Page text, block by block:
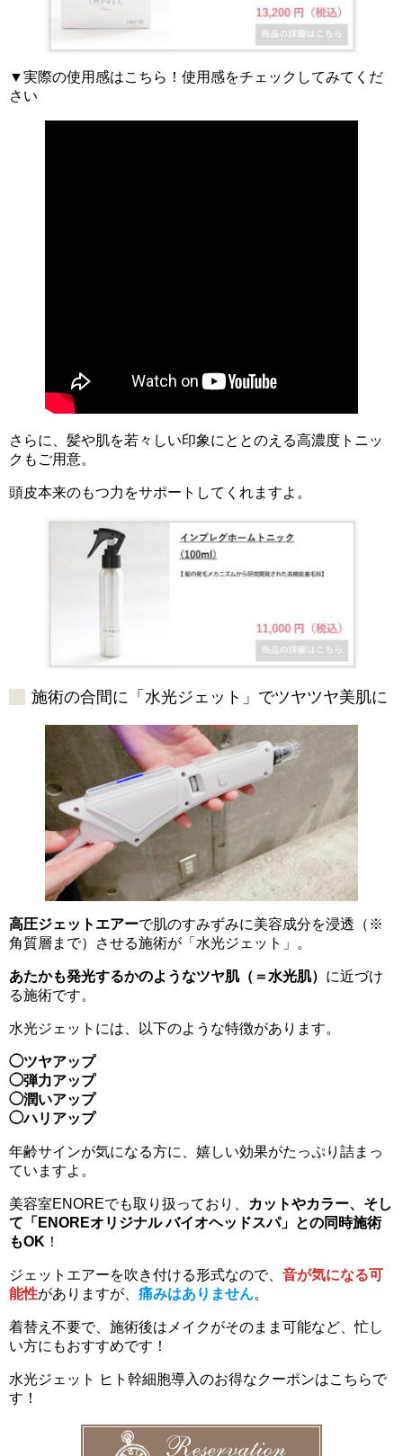
▼実際の使用感はこちら！使用感をチェックしてみてくだ
さい
さらに、髪や肌を若々しい印象にととのえる高濃度トニッ
クもご用意。
頭皮本来のもつ力をサポートしてくれますよ。
施術の合間に「水光ジェット」でツヤツヤ美肌に
高圧ジェットエアーで肌のすみずみに美容成分を浸透（※
角質層まで）させる施術が「水光ジェット」。
あたかも発光するかのようなツヤ肌（＝水光肌） に近づけ
る施術です。
水光ジェットには、以下のような特徴があります。
◯ツヤアップ
◯弾力アップ
◯潤いアップ
◯ハリアップ
年齢サインが気になる方に、嬉しい効果がたっぷり詰まっ
ていますよ。
美容室ENOREでも取り扱っており、
カットやカラー、そし
て「ENOREオリジナル バイオヘッドスパ」との同時施術
もOK ！
ジェットエアーを吹き付ける形式なので、 音が気になる可
能性がありますが、 痛みはありません。
着替え不要で、施術後はメイクがそのまま可能など、忙し
い方にもおすすめです！
水光ジェット ヒト幹細胞導入のお得なクーポンはこちらで
す！